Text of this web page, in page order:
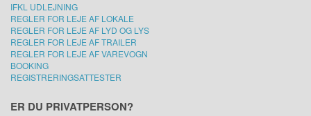
IFKL UDLEJNING
REGLER FOR LEJE AF LOKALE
REGLER FOR LEJE AF LYD OG LYS
REGLER FOR LEJE AF TRAILER
REGLER FOR LEJE AF VAREVOGN
BOOKING
REGISTRERINGSATTESTER
ER DU PRIVATPERSON?